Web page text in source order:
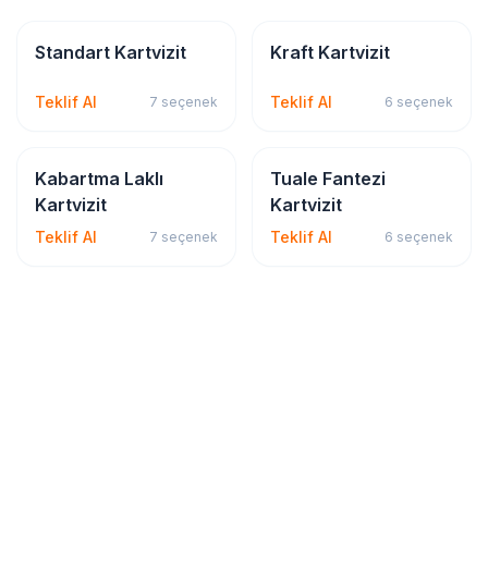
Kartvizit
Standart Kartvizit
Teklif Al 7 seçenek
Kartvizit
Kraft Kartvizit
Teklif Al 6 seçenek
Kartvizit
Kabartma Laklı
Kartvizit
Teklif Al 7 seçenek
Kartvizit
Tuale Fantezi
Kartvizit
Teklif Al 6 seçenek